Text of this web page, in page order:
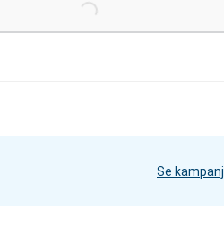
Se kampanj
Loading...